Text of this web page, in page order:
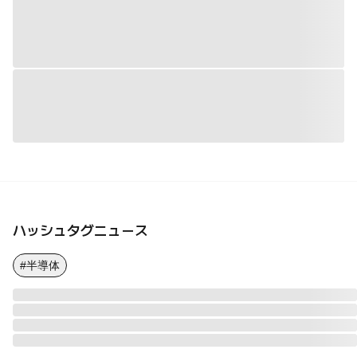
ハッシュタグニュース
#半導体